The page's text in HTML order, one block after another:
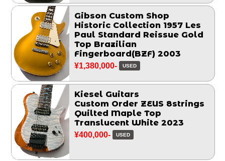
Gibson Custom Shop
Historic Collection 1957 Les
Paul Standard Reissue Gold
Top Brazilian
Fingerboard(BZF) 2003
¥1,380,000- USED
Kiesel Guitars
Custom Order ZEUS 8strings
Quilted Maple Top
Translucent White 2023
¥400,000- USED